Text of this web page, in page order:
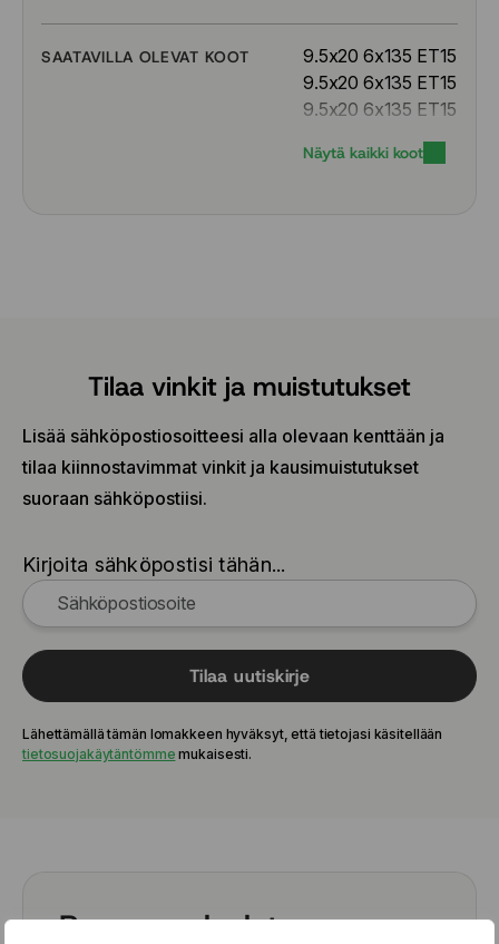
SAATAVILLA OLEVAT KOOT
9.5x20 6x135 ET15
9.5x20 6x135 ET15
9.5x20 6x135 ET15
9.5x20 6x135 ET15
9.5x20 6x139.7 ET30
9.5x20 6x139.7 ET30
9.5x20 6x139.7 ET30
9.5x22 6x135 ET20
9.5x22 6x135 ET30
9.5x22 6x135 ET30
9.5x22 6x139.7 ET20
Näytä kaikki koot
Tilaa vinkit ja muistutukset
Lisää sähköpostiosoitteesi alla olevaan kenttään ja
tilaa kiinnostavimmat vinkit ja kausimuistutukset
suoraan sähköpostiisi.
Kirjoita sähköpostisi tähän...
Tilaa uutiskirje
Lähettämällä tämän lomakkeen hyväksyt, että tietojasi käsitellään
tietosuojakäytäntömme mukaisesti.
Rengaspalvelut